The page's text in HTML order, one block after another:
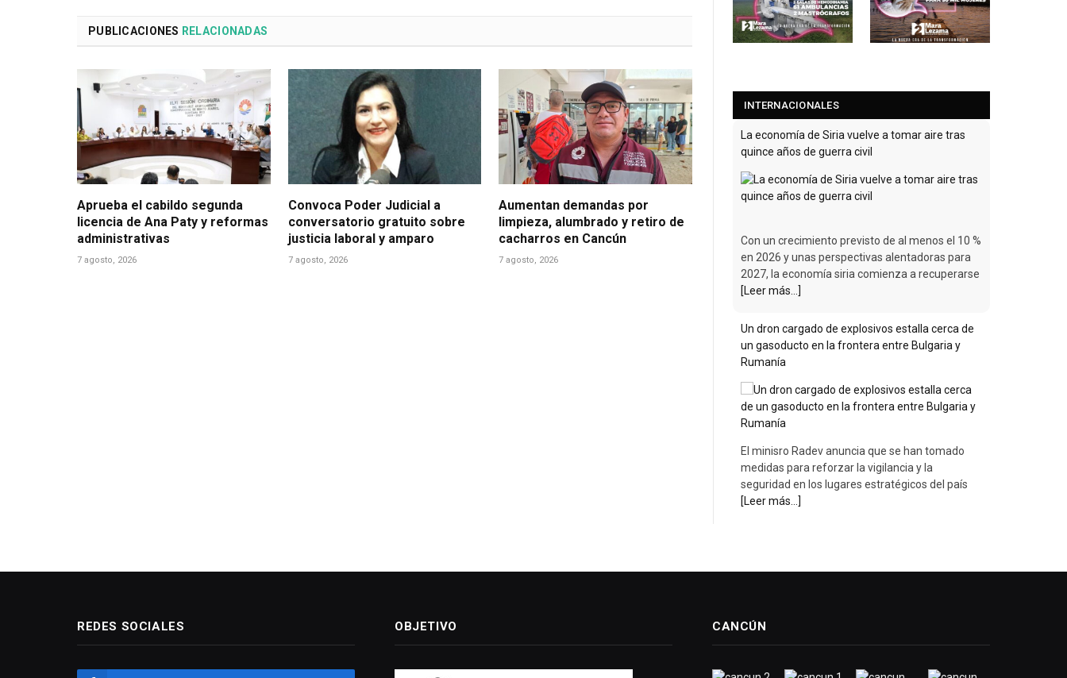
PUBLICACIONES RELACIONADAS
Aprueba el cabildo segunda
licencia de Ana Paty y reformas
administrativas
7 agosto, 2026
Convoca Poder Judicial a
conversatorio gratuito sobre
justicia laboral y amparo
7 agosto, 2026
Aumentan demandas por
limpieza, alumbrado y retiro de
cacharros en Cancún
7 agosto, 2026
INTERNACIONALES
La economía de Siria vuelve a tomar aire tras
quince años de guerra civil
Con un crecimiento previsto de al menos el 10 %
en 2026 y unas perspectivas alentadoras para
2027, la economía siria comienza a recuperarse
[Leer más...]
Un dron cargado de explosivos estalla cerca de
un gasoducto en la frontera entre Bulgaria y
Rumanía
El minisro Radev anuncia que se han tomado
medidas para reforzar la vigilancia y la
seguridad en los lugares estratégicos del país
[Leer más...]
REDES SOCIALES OBJETIVO CANCÚN